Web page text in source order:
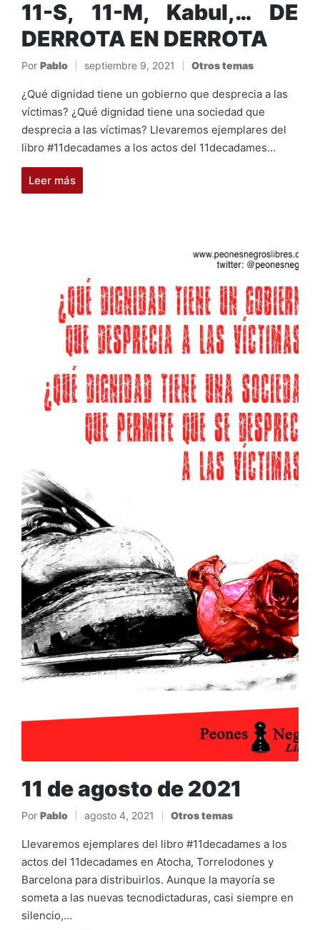
11-S, 11-M, Kabul,… DE
DERROTA EN DERROTA
Publicado
por
Por Pablo septiembre 9, 2021
Publicado
en
Otros temas
¿Qué dignidad tiene un gobierno que desprecia a las
víctimas? ¿Qué dignidad tiene una sociedad que
desprecia a las víctimas? Llevaremos ejemplares del
libro #11decadames a los actos del 11decadames…
Leer más
11 de agosto de 2021
Publicado
por
Por Pablo agosto 4, 2021
Publicado
en
Otros temas
Llevaremos ejemplares del libro #11decadames a los
actos del 11decadames en Atocha, Torrelodones y
Barcelona para distribuirlos. Aunque la mayoría se
someta a las nuevas tecnodictaduras, casi siempre en
silencio,…